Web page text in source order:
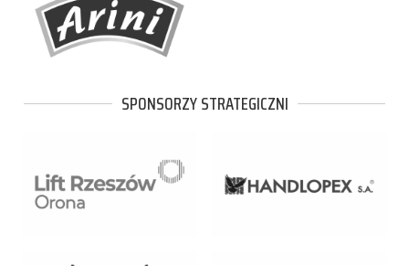
SPONSORZY STRATEGICZNI